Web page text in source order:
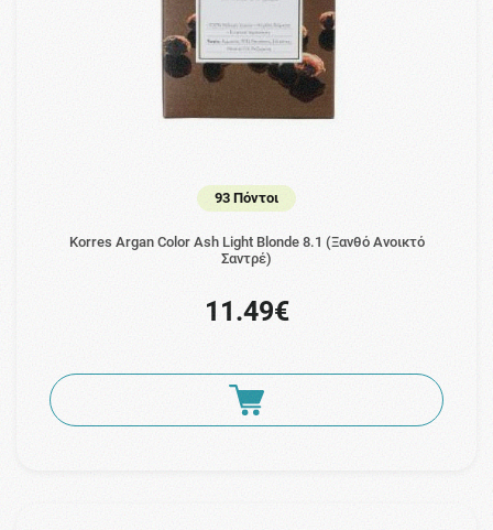
93 Πόντοι
Korres Argan Color Ash Light Blonde 8.1 (Ξανθό Ανοικτό
Σαντρέ)
11.49€